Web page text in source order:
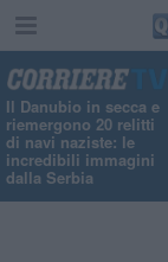
Il Danubio in secca e
riemergono 20 relitti
di navi naziste: le
incredibili immagini
dalla Serbia